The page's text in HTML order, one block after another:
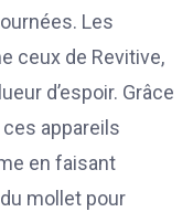
Les
ceux de Revitive,
d’espoir. Grâce
appareils
en faisant
mollet pour